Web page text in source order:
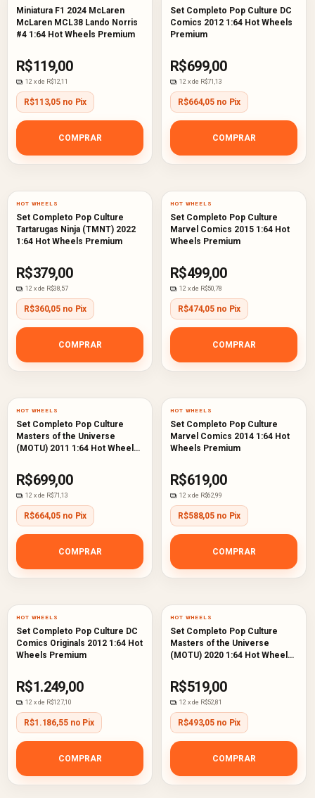
Miniatura F1 2024 McLaren
McLaren MCL38 Lando Norris
#4 1:64 Hot Wheels Premium
R$119,00
12 x de R$12,11
R$113,05 no Pix
COMPRAR
Set Completo Pop Culture DC
Comics 2012 1:64 Hot Wheels
Premium
R$699,00
12 x de R$71,13
R$664,05 no Pix
COMPRAR
HOT WHEELS
Set Completo Pop Culture
Tartarugas Ninja (TMNT) 2022
1:64 Hot Wheels Premium
R$379,00
12 x de R$38,57
R$360,05 no Pix
COMPRAR
HOT WHEELS
Set Completo Pop Culture
Marvel Comics 2015 1:64 Hot
Wheels Premium
R$499,00
12 x de R$50,78
R$474,05 no Pix
COMPRAR
HOT WHEELS
Set Completo Pop Culture
Masters of the Universe
(MOTU) 2011 1:64 Hot Wheels
R$699,00
12 x de R$71,13
R$664,05 no Pix
COMPRAR
HOT WHEELS
Set Completo Pop Culture
Marvel Comics 2014 1:64 Hot
Wheels Premium
R$619,00
12 x de R$62,99
R$588,05 no Pix
COMPRAR
HOT WHEELS
Set Completo Pop Culture DC
Comics Originals 2012 1:64 Hot
Wheels Premium
R$1.249,00
12 x de R$127,10
R$1.186,55 no Pix
COMPRAR
HOT WHEELS
Set Completo Pop Culture
Masters of the Universe
(MOTU) 2020 1:64 Hot Wheels
R$519,00
12 x de R$52,81
R$493,05 no Pix
COMPRAR